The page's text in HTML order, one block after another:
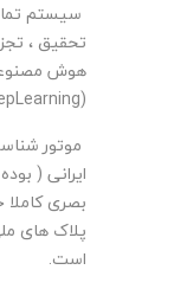
سیستم
تحقیق ،
هوش
(MachineDeepLearning) می باشد .
موتور
ایرانی (
بصری کاملا
پلاک های
است.